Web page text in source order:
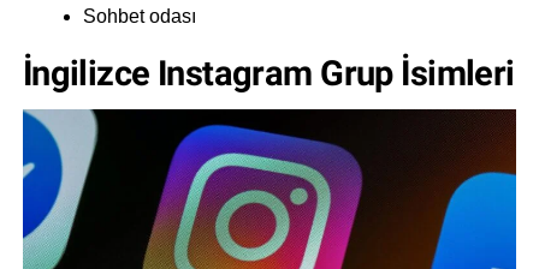
Sohbet odası
İngilizce Instagram Grup İsimleri